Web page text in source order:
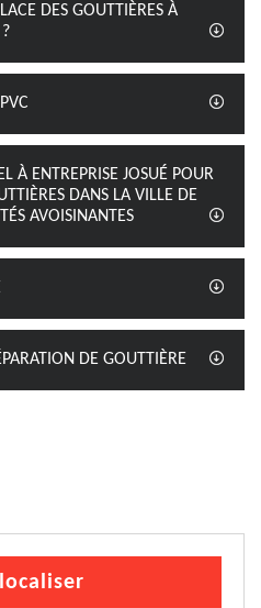
DES GOUTTIÈRES À
À ENTREPRISE JOSUÉ POUR
DANS LA VILLE DE
AVOISINANTES
DE GOUTTIÈRE